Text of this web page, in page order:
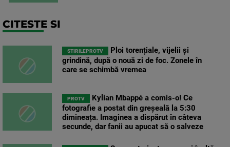
CITESTE SI
STIRILEPROTV
Ploi torențiale, vijelii și
grindină, după o nouă zi de foc. Zonele în
care se schimbă vremea
PROTV
Kylian Mbappé a comis-o! Ce
fotografie a postat din greșeală la 5:30
dimineața. Imaginea a dispărut în câteva
secunde, dar fanii au apucat să o salveze